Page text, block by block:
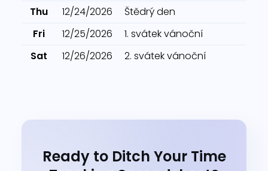
Thu
12/24/2026
Štědrý den
Fri
12/25/2026
1. svátek vánoční
Sat
12/26/2026 2. svátek vánoční
Ready to Ditch Your Time